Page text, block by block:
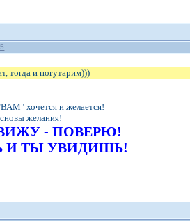
тогда и погутарим)))
хочется и желается!
желания!
- ПОВЕРЮ!
И ТЫ УВИДИШЬ!